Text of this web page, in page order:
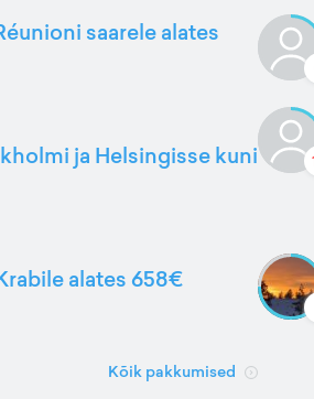
saarele alates
ja Helsingisse kuni
alates 658€
Kõik pakkumised